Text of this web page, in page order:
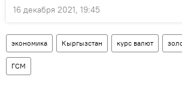
16 декабря 2021, 19:45
экономика Кыргызстан курс валют
ГСМ